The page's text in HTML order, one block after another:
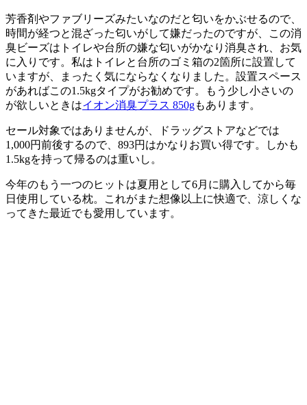
芳香剤やファブリーズみたいなのだと匂いをかぶせるので、
時間が経つと混ざった匂いがして嫌だったのですが、この消
臭ビーズはトイレや台所の嫌な匂いがかなり消臭され、お気
に入りです。私はトイレと台所のゴミ箱の2箇所に設置して
いますが、まったく気にならなくなりました。設置スペース
があればこの1.5kgタイプがお勧めです。もう少し小さいの
が欲しいときはイオン消臭プラス 850gもあります。
セール対象ではありませんが、ドラッグストアなどでは
1,000円前後するので、893円はかなりお買い得です。しかも
1.5kgを持って帰るのは重いし。
今年のもう一つのヒットは夏用として6月に購入してから毎
日使用している枕。これがまた想像以上に快適で、涼しくな
ってきた最近でも愛用しています。